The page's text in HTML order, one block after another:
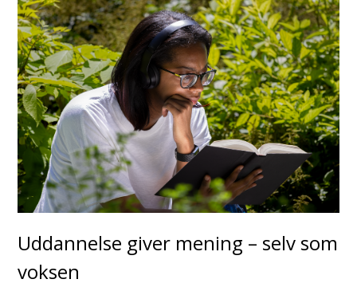
Uddannelse giver mening – selv som
voksen